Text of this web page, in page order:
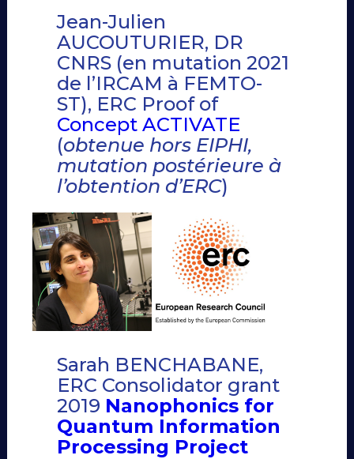
Jean-Julien
AUCOUTURIER, DR
CNRS (en mutation 2021
de l’IRCAM à FEMTO-
ST), ERC Proof of
Concept ACTIVATE
(obtenue hors EIPHI,
mutation postérieure à
l’obtention d’ERC)
Sarah BENCHABANE,
ERC Consolidator grant
2019 Nanophonics for
Quantum Information
Processing Project